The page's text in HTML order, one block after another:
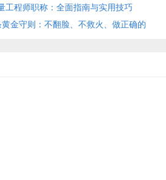
工程师职称：全面指南与实用技巧
金守则：不翻脸、不救火、做正确的